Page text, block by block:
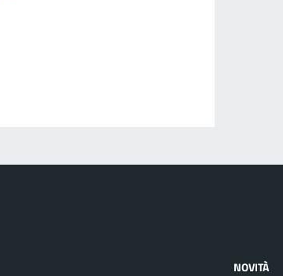
NOVITÀ